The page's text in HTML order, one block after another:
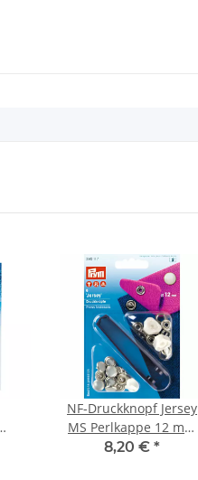
NF-Druckknopf Jersey
MS Perlkappe 12 mm
390117
8,20 € *